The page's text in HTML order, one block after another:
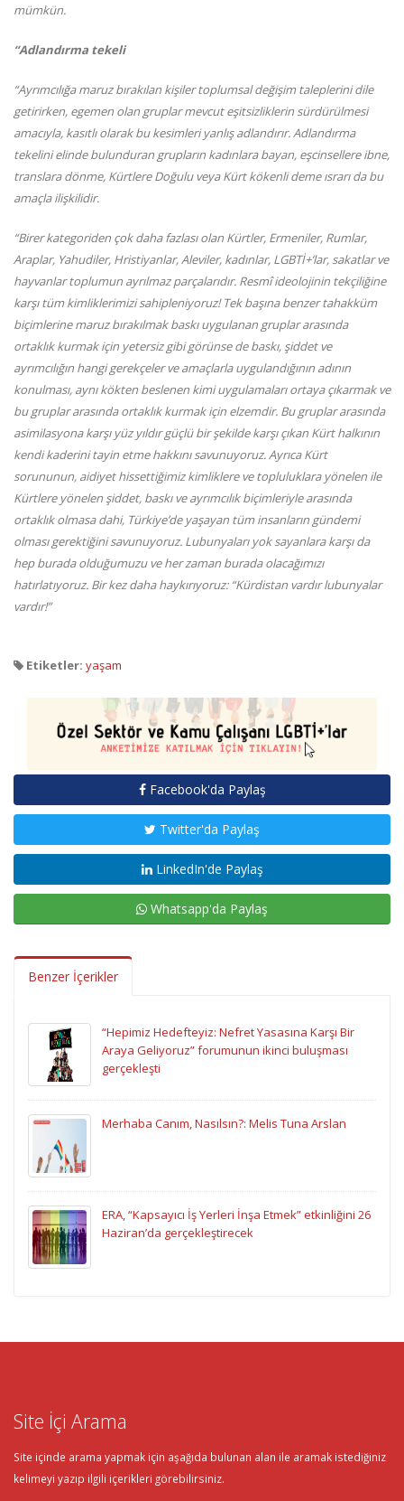
mümkün.
“Adlandırma tekeli
“Ayrımcılığa maruz bırakılan kişiler toplumsal değişim taleplerini dile
getirirken, egemen olan gruplar mevcut eşitsizliklerin sürdürülmesi
amacıyla, kasıtlı olarak bu kesimleri yanlış adlandırır. Adlandırma
tekelini elinde bulunduran grupların kadınlara bayan, eşcinsellere ibne,
translara dönme, Kürtlere Doğulu veya Kürt kökenli deme ısrarı da bu
amaçla ilişkilidir.
“Birer kategoriden çok daha fazlası olan Kürtler, Ermeniler, Rumlar,
Araplar, Yahudiler, Hristiyanlar, Aleviler, kadınlar, LGBTİ+’lar, sakatlar ve
hayvanlar toplumun ayrılmaz parçalarıdır. Resmî ideolojinin tekçiliğine
karşı tüm kimliklerimizi sahipleniyoruz! Tek başına benzer tahakküm
biçimlerine maruz bırakılmak baskı uygulanan gruplar arasında
ortaklık kurmak için yetersiz gibi görünse de baskı, şiddet ve
ayrımcılığın hangi gerekçeler ve amaçlarla uygulandığının adının
konulması, aynı kökten beslenen kimi uygulamaları ortaya çıkarmak ve
bu gruplar arasında ortaklık kurmak için elzemdir. Bu gruplar arasında
asimilasyona karşı yüz yıldır güçlü bir şekilde karşı çıkan Kürt halkının
kendi kaderini tayin etme hakkını savunuyoruz. Ayrıca Kürt
sorununun, aidiyet hissettiğimiz kimliklere ve topluluklara yönelen ile
Kürtlere yönelen şiddet, baskı ve ayrımcılık biçimleriyle arasında
ortaklık olmasa dahi, Türkiye’de yaşayan tüm insanların gündemi
olması gerektiğini savunuyoruz. Lubunyaları yok sayanlara karşı da
hep burada olduğumuzu ve her zaman burada olacağımızı
hatırlatıyoruz. Bir kez daha haykırıyoruz: “Kürdistan vardır lubunyalar
vardır!”
Etiketler: yaşam
Facebook'da Paylaş
Twitter'da Paylaş
LinkedIn'de Paylaş
Whatsapp'da Paylaş
Benzer İçerikler
“Hepimiz Hedefteyiz: Nefret Yasasına Karşı Bir
Araya Geliyoruz” forumunun ikinci buluşması
gerçekleşti
Merhaba Canım, Nasılsın?: Melis Tuna Arslan
ERA, “Kapsayıcı İş Yerleri İnşa Etmek” etkinliğini 26
Haziran’da gerçekleştirecek
Site İçi Arama
Site içinde arama yapmak için aşağıda bulunan alan ile aramak istediğiniz
kelimeyi yazıp ilgili içerikleri görebilirsiniz.